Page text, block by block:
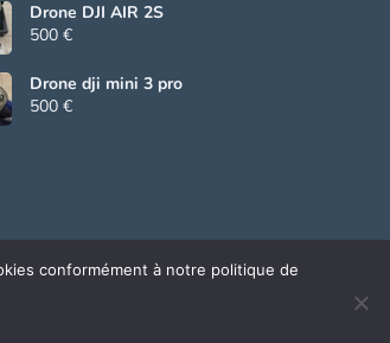
Drone DJI AIR 2S
500 €
Drone dji mini 3 pro
500 €
conformément à notre politique de